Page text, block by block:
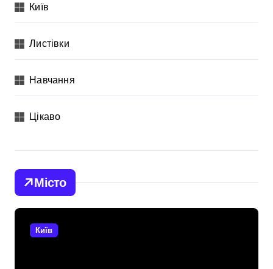
Київ
Листівки
Навчання
Цікаво
Місто